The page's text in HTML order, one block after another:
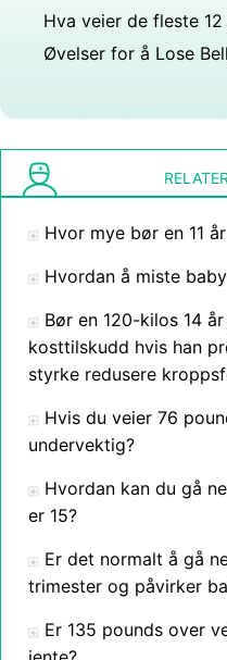
Hvor mye bør en 11
Hvordan å miste
Bør en 120-kilos 14
kosttilskudd hvis han
styrke redusere
Hvis du veier 76
undervektig?
Hvordan kan du gå
er 15?
Er det normalt å gå
trimester og påvirker
Er 135 pounds over